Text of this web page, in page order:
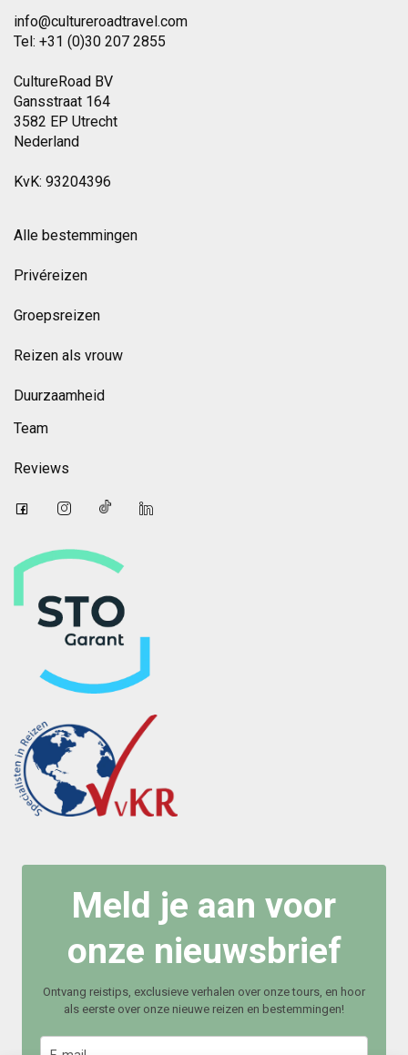
info@cultureroadtravel.com
Tel: +31 (0)30 207 2855
CultureRoad BV
Gansstraat 164
3582 EP Utrecht
Nederland
KvK: 93204396
Alle bestemmingen
Privéreizen
Groepsreizen
Reizen als vrouw
Duurzaamheid
Team
Reviews
Meld je aan voor
onze nieuwsbrief
Ontvang reistips, exclusieve verhalen over onze tours, en hoor
als eerste over onze nieuwe reizen en bestemmingen!